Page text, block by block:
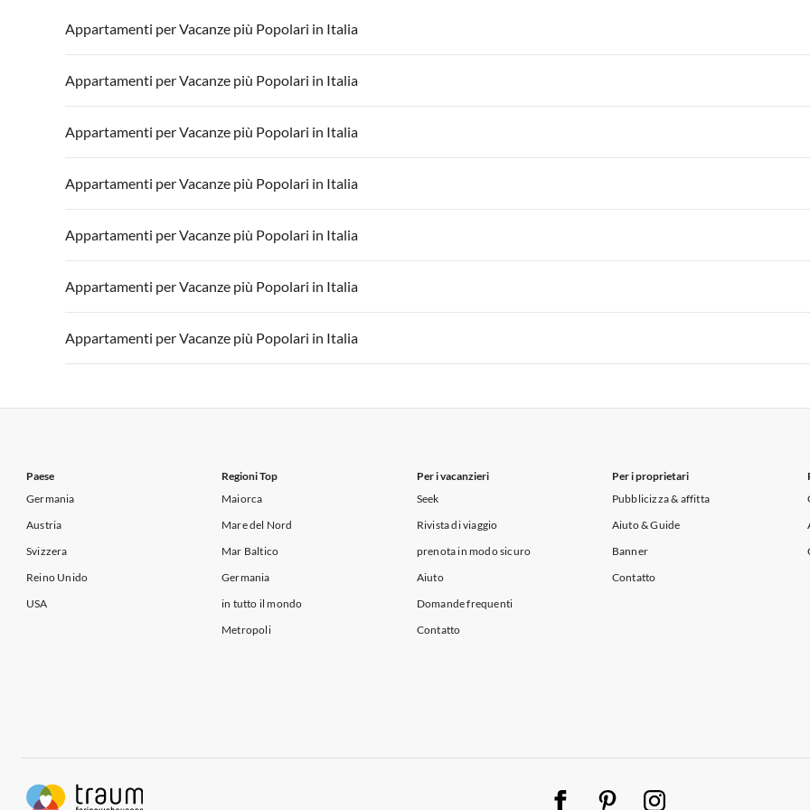
Appartamenti per Vacanze più Popolari in Italia
Appartamenti per Vacanze in Italia Appartamenti per Vacanze in Liguria
Appartamenti per Vacanze in Lago di Garda Appartamenti per Vacanze in Lago di Como
Appartamenti per Vacanze più Popolari in Italia
Appartamenti per Vacanze in Italia Appartamenti per Vacanze in Liguria
Appartamenti per Vacanze in Lago di Garda Appartamenti per Vacanze in Lago di Como
Appartamenti per Vacanze più Popolari in Italia
Appartamenti per Vacanze in Italia Appartamenti per Vacanze in Liguria
Appartamenti per Vacanze in Lago di Garda Appartamenti per Vacanze in Lago di Como
Appartamenti per Vacanze più Popolari in Italia
Appartamenti per Vacanze in Italia Appartamenti per Vacanze in Liguria
Appartamenti per Vacanze in Lago di Garda Appartamenti per Vacanze in Lago di Como
Appartamenti per Vacanze più Popolari in Italia
Appartamenti per Vacanze in Italia Appartamenti per Vacanze in Liguria
Appartamenti per Vacanze in Lago di Garda Appartamenti per Vacanze in Lago di Como
Appartamenti per Vacanze più Popolari in Italia
Appartamenti per Vacanze in Italia Appartamenti per Vacanze in Liguria
Appartamenti per Vacanze in Lago di Garda Appartamenti per Vacanze in Lago di Como
Appartamenti per Vacanze più Popolari in Italia
Paese
Germania
Austria
Svizzera
Reino Unido
USA
Regioni Top
Maiorca
Mare del Nord
Mar Baltico
Germania
in tutto il mondo
Metropoli
Per i vacanzieri
Seek
Rivista di viaggio
prenota in modo sicuro
Aiuto
Domande frequenti
Contatto
Per i proprietari
Pubblicizza & affitta
Aiuto & Guide
Banner
Contatto